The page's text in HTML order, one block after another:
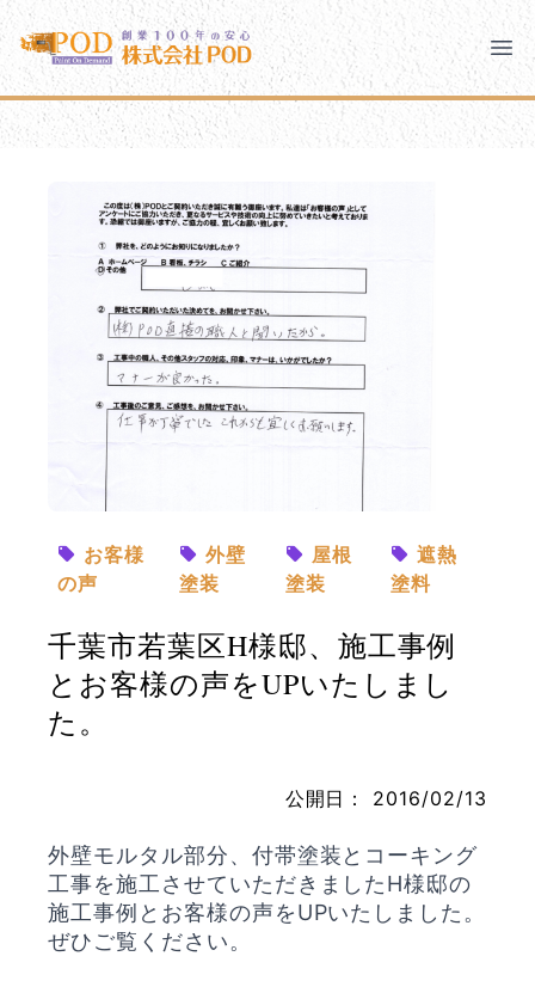
メインコンテンツにスキップ
株式会社ペイント・オン・デマンド
千葉の外壁塗装・屋根塗装なら創業100年の安心 ペイン
株式会社ペイント・オン・デマンド
モバイルメニュー
PODのまちづくり 安心の取り組み
ご相談と流れ よくあるご質問
PODについて
お問い合わせ
お客様
の声
外壁
塗装
屋根
塗装
遮熱
塗料
千葉市若葉区H様邸、施工事例
とお客様の声をUPいたしまし
た。
公開日： 2016/02/13
外壁モルタル部分、付帯塗装とコーキング
工事を施工させていただきましたH様邸の
施工事例とお客様の声をUPいたしました。
ぜひご覧ください。